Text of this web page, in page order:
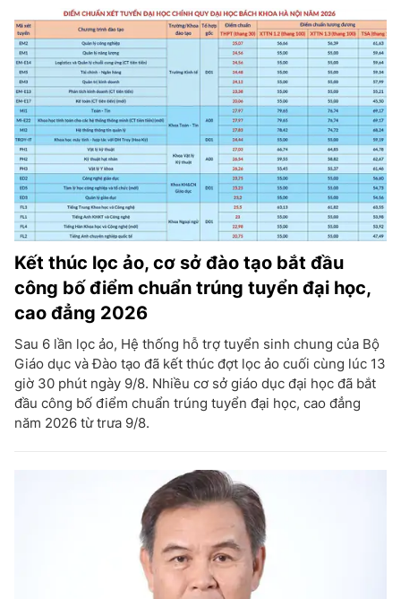
Kết thúc lọc ảo, cơ sở đào tạo bắt đầu
công bố điểm chuẩn trúng tuyển đại học,
cao đẳng 2026
Sau 6 lần lọc ảo, Hệ thống hỗ trợ tuyển sinh chung của Bộ
Giáo dục và Đào tạo đã kết thúc đợt lọc ảo cuối cùng lúc 13
giờ 30 phút ngày 9/8. Nhiều cơ sở giáo dục đại học đã bắt
đầu công bố điểm chuẩn trúng tuyển đại học, cao đẳng
năm 2026 từ trưa 9/8.